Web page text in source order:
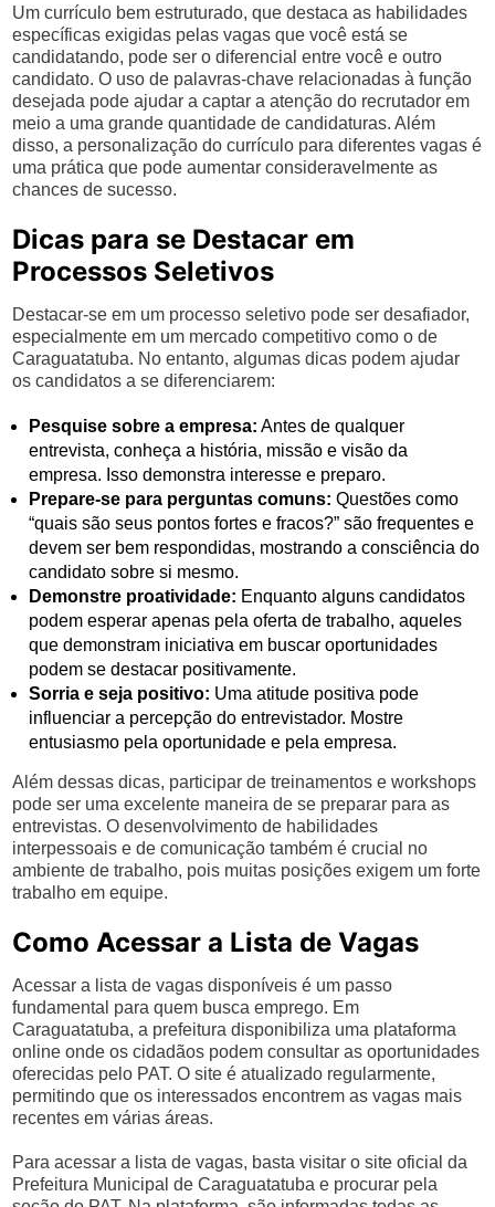
Um currículo bem estruturado, que destaca as habilidades
específicas exigidas pelas vagas que você está se
candidatando, pode ser o diferencial entre você e outro
candidato. O uso de palavras-chave relacionadas à função
desejada pode ajudar a captar a atenção do recrutador em
meio a uma grande quantidade de candidaturas. Além
disso, a personalização do currículo para diferentes vagas é
uma prática que pode aumentar consideravelmente as
chances de sucesso.
Dicas para se Destacar em
Processos Seletivos
Destacar-se em um processo seletivo pode ser desafiador,
especialmente em um mercado competitivo como o de
Caraguatatuba. No entanto, algumas dicas podem ajudar
os candidatos a se diferenciarem:
Pesquise sobre a empresa: Antes de qualquer
entrevista, conheça a história, missão e visão da
empresa. Isso demonstra interesse e preparo.
Prepare-se para perguntas comuns: Questões como
“quais são seus pontos fortes e fracos?” são frequentes e
devem ser bem respondidas, mostrando a consciência do
candidato sobre si mesmo.
Demonstre proatividade: Enquanto alguns candidatos
podem esperar apenas pela oferta de trabalho, aqueles
que demonstram iniciativa em buscar oportunidades
podem se destacar positivamente.
Sorria e seja positivo: Uma atitude positiva pode
influenciar a percepção do entrevistador. Mostre
entusiasmo pela oportunidade e pela empresa.
Além dessas dicas, participar de treinamentos e workshops
pode ser uma excelente maneira de se preparar para as
entrevistas. O desenvolvimento de habilidades
interpessoais e de comunicação também é crucial no
ambiente de trabalho, pois muitas posições exigem um forte
trabalho em equipe.
Como Acessar a Lista de Vagas
Acessar a lista de vagas disponíveis é um passo
fundamental para quem busca emprego. Em
Caraguatatuba, a prefeitura disponibiliza uma plataforma
online onde os cidadãos podem consultar as oportunidades
oferecidas pelo PAT. O site é atualizado regularmente,
permitindo que os interessados encontrem as vagas mais
recentes em várias áreas.
Para acessar a lista de vagas, basta visitar o site oficial da
Prefeitura Municipal de Caraguatatuba e procurar pela